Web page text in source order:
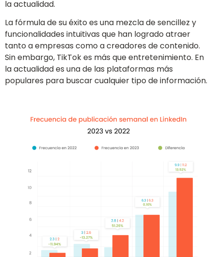
la actualidad.
La fórmula de su éxito es una mezcla de sencillez y
funcionalidades intuitivas que han logrado atraer
tanto a empresas como a creadores de contenido.
Sin embargo, TikTok es más que entretenimiento. En
la actualidad es una de las plataformas más
populares para buscar cualquier tipo de información.